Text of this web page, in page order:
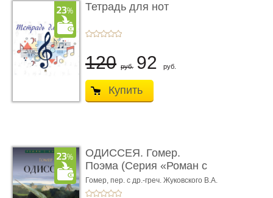
Тетрадь для нот
120 руб. 92 руб.
Купить
ОДИССЕЯ. Гомер.
Поэма (Серия «Роман с
книгой»)
Гомер, пер. с др.-греч. Жуковского В.А.